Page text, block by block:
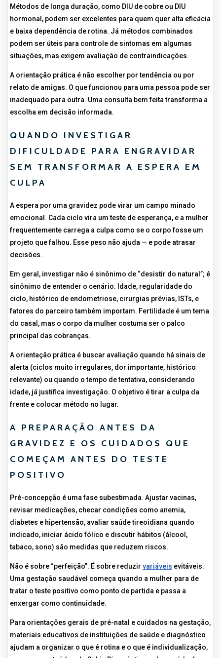
Métodos de longa duração, como DIU de cobre ou DIU
hormonal, podem ser excelentes para quem quer alta eficácia
e baixa dependência de rotina. Já métodos combinados
podem ser úteis para controle de sintomas em algumas
situações, mas exigem avaliação de contraindicações.
A orientação prática é não escolher por tendência ou por
relato de amigas. O que funcionou para uma pessoa pode ser
inadequado para outra. Uma consulta bem feita transforma a
escolha em decisão informada.
QUANDO INVESTIGAR
DIFICULDADE PARA ENGRAVIDAR
SEM TRANSFORMAR A ESPERA EM
CULPA
A espera por uma gravidez pode virar um campo minado
emocional. Cada ciclo vira um teste de esperança, e a mulher
frequentemente carrega a culpa como se o corpo fosse um
projeto que falhou. Esse peso não ajuda — e pode atrasar
decisões.
Em geral, investigar não é sinônimo de “desistir do natural”; é
sinônimo de entender o cenário. Idade, regularidade do
ciclo, histórico de endometriose, cirurgias prévias, ISTs, e
fatores do parceiro também importam. Fertilidade é um tema
do casal, mas o corpo da mulher costuma ser o palco
principal das cobranças.
A orientação prática é buscar avaliação quando há sinais de
alerta (ciclos muito irregulares, dor importante, histórico
relevante) ou quando o tempo de tentativa, considerando
idade, já justifica investigação. O objetivo é tirar a culpa da
frente e colocar método no lugar.
A PREPARAÇÃO ANTES DA
GRAVIDEZ E OS CUIDADOS QUE
COMEÇAM ANTES DO TESTE
POSITIVO
Pré-concepção é uma fase subestimada. Ajustar vacinas,
revisar medicações, checar condições como anemia,
diabetes e hipertensão, avaliar saúde tireoidiana quando
indicado, iniciar ácido fólico e discutir hábitos (álcool,
tabaco, sono) são medidas que reduzem riscos.
Não é sobre “perfeição”. É sobre reduzir variáveis evitáveis.
Uma gestação saudável começa quando a mulher para de
tratar o teste positivo como ponto de partida e passa a
enxergar como continuidade.
Para orientações gerais de pré-natal e cuidados na gestação,
materiais educativos de instituições de saúde e diagnóstico
ajudam a organizar o que é rotina e o que é individualização,